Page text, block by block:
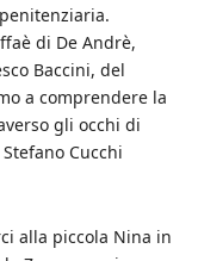
di De Andrè,
Baccini, del
a comprendere la
gli occhi di
Cucchi
alla piccola Nina in